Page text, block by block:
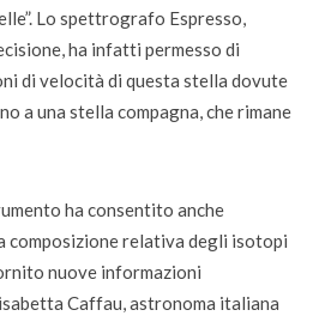
Lo spettrografo Espresso,
ha infatti permesso di
di velocità di questa stella dovute
a una stella compagna, che rimane
ha consentito anche
composizione relativa degli isotopi
nuove informazioni
Caffau, astronoma italiana